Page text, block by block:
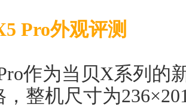
Pro外观评测
作为当贝X系列的
整机尺寸为